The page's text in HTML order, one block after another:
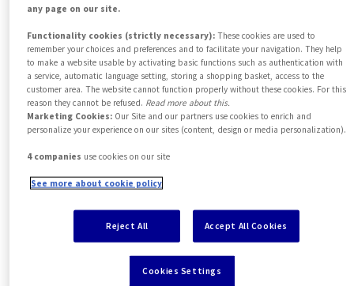
stradale assicurativa e la telematica per
garantire un approccio olistico alla
protezione della mobilità. Abbiamo una
comprovata esperienza nell'assistenza
stradale e ora offriamo nuove soluzioni di
biciclette elettriche e l'assistenza GAP in
limitiamo a questo, ci spingiamo sempre
oltre nell'offrire nuove soluzioni. In
questo modo i vostri clienti possono
any page on our site.
Functionality cookies (strictly necessary):These cookies are used to
remember your choices and preferences and to facilitate your navigation. They help
to make a website usable by activating basic functions such as authentication with
a service, automatic language setting, storing a shopping basket, access to the
customer area. The website cannot function properly without these cookies. For this
reason they cannot be refused. Read more about this.
Marketing Cookies: Our Site and our partners use cookies to enrich and
personalize your experience on our sites (content, design or media personalization).
4 companies use cookies on our site
See more about cookie policy
Reject All Accept All Cookies
Cookies Settings